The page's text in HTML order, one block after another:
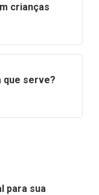
crianças
que serve?
para sua